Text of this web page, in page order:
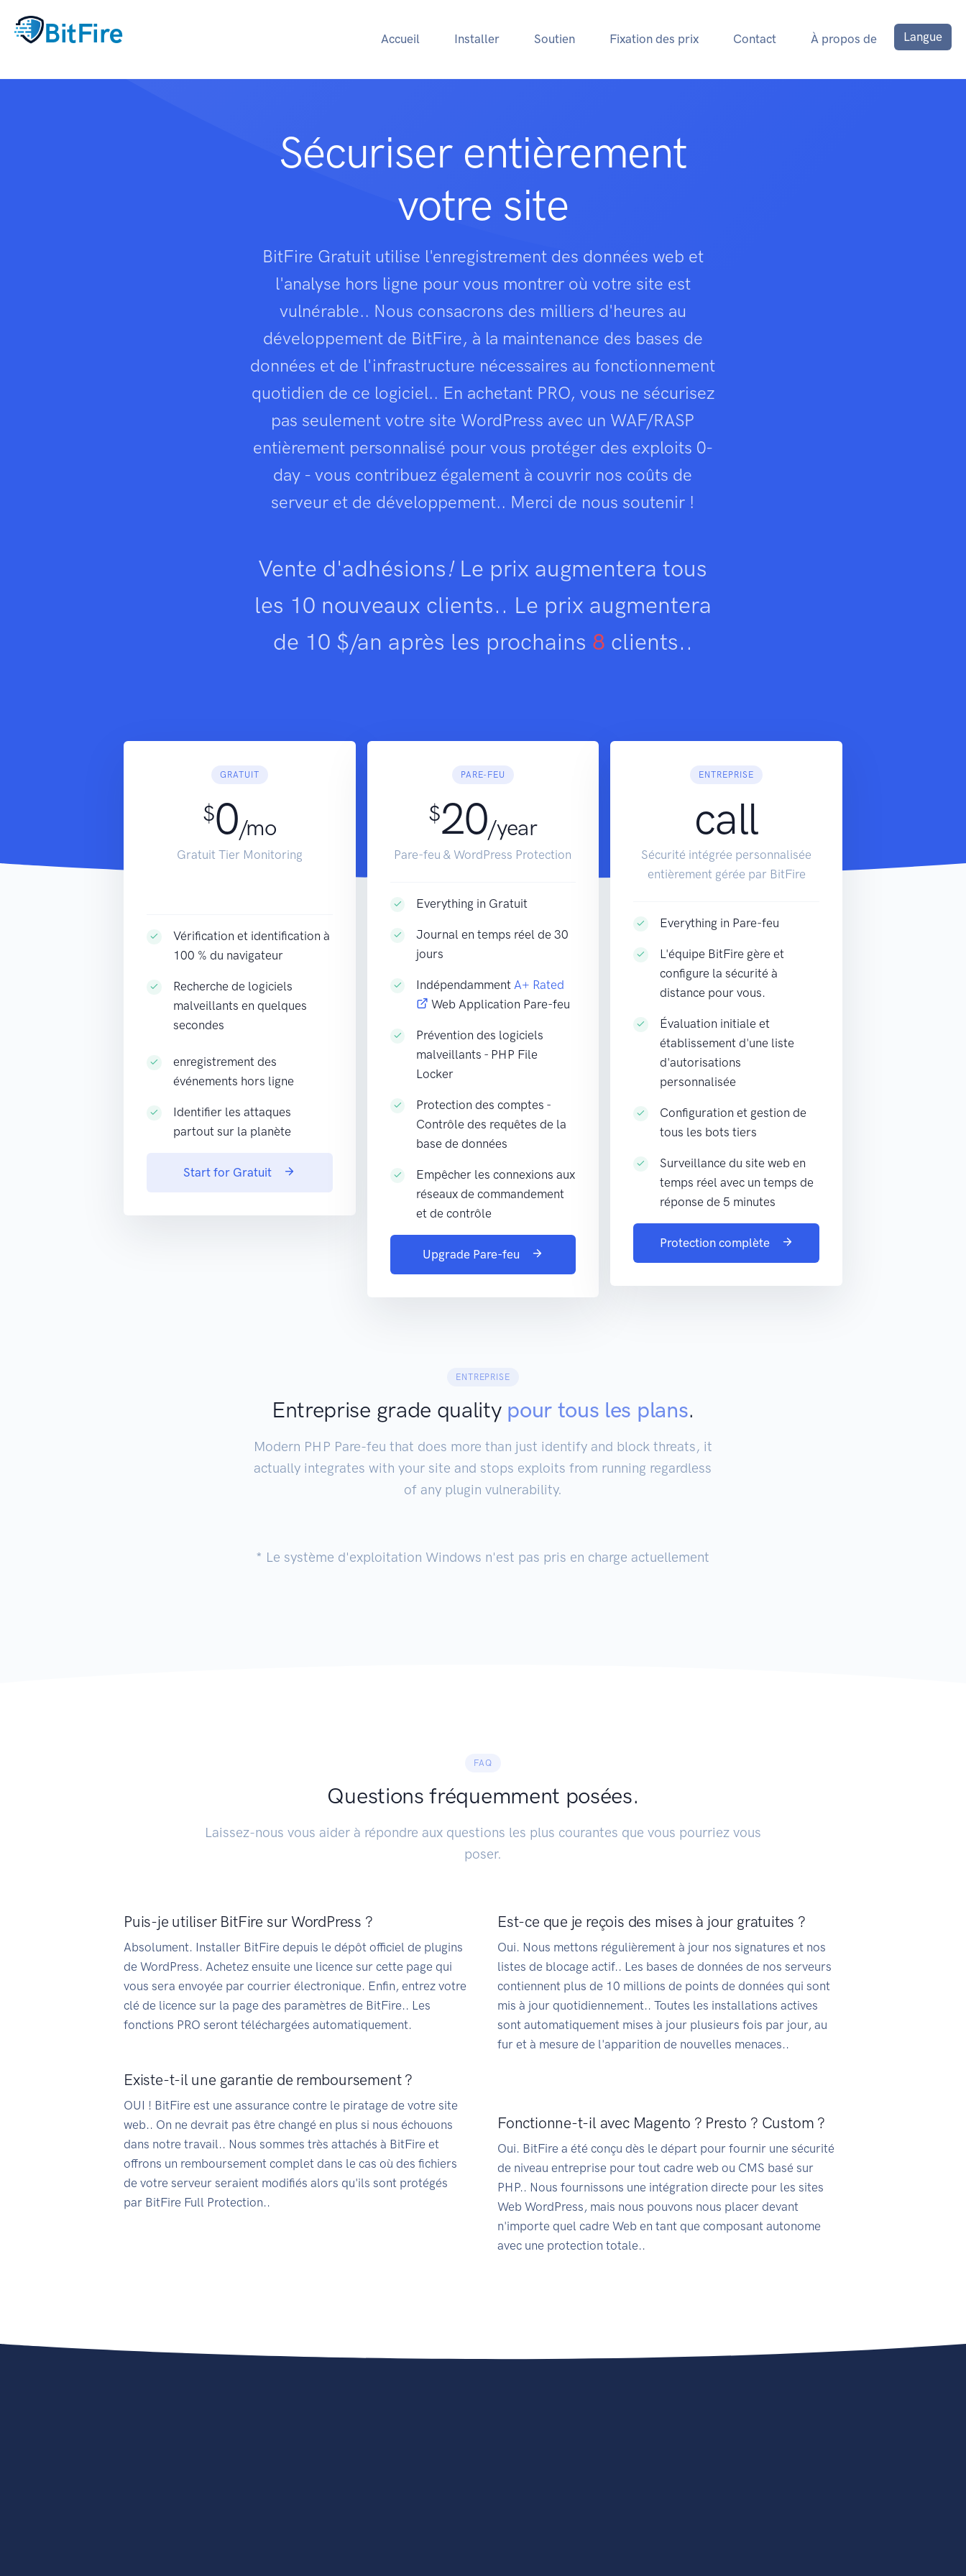
BitFire Accueil Installer Soutien Fixation des prix Contact À propos de Langue
Sécuriser entièrement
votre site
BitFire Gratuit utilise l'enregistrement des données web et
l'analyse hors ligne pour vous montrer où votre site est
vulnérable.. Nous consacrons des milliers d'heures au
développement de BitFire, à la maintenance des bases de
données et de l'infrastructure nécessaires au fonctionnement
quotidien de ce logiciel.. En achetant PRO, vous ne sécurisez
pas seulement votre site WordPress avec un WAF/RASP
entièrement personnalisé pour vous protéger des exploits 0-
day - vous contribuez également à couvrir nos coûts de
serveur et de développement.. Merci de nous soutenir !
Vente d'adhésions!Le prix augmentera tous
les 10 nouveaux clients.. Le prix augmentera
de 10 $/an après les prochains 8 clients..
GRATUIT
$0/mo
Gratuit Tier Monitoring
Vérification et identification à
100 % du navigateur
Recherche de logiciels
malveillants en quelques
secondes
enregistrement des
événements hors ligne
Identifier les attaques
partout sur la planète
Start for Gratuit
PARE-FEU
$20/year
Pare-feu & WordPress Protection
Everything in Gratuit
Journal en temps réel de 30
jours
IndépendammentA+ Rated
Web Application Pare-feu
Prévention des logiciels
malveillants - PHP File
Locker
Protection des comptes -
Contrôle des requêtes de la
base de données
Empêcher les connexions aux
réseaux de commandement
et de contrôle
Upgrade Pare-feu
ENTREPRISE
call
Sécurité intégrée personnalisée
entièrement gérée par BitFire
Everything in Pare-feu
L'équipe BitFire gère et
configure la sécurité à
distance pour vous.
Évaluation initiale et
établissement d'une liste
d'autorisations
personnalisée
Configuration et gestion de
tous les bots tiers
Surveillance du site web en
temps réel avec un temps de
réponse de 5 minutes
Protection complète
ENTREPRISE
Entreprise grade quality pour tous les plans.
Modern PHP Pare-feu that does more than just identify and block threats, it
actually integrates with your site and stops exploits from running regardless
of any plugin vulnerability.
* Le système d'exploitation Windows n'est pas pris en charge actuellement
FAQ
Questions fréquemment posées.
Laissez-nous vous aider à répondre aux questions les plus courantes que vous pourriez vous
poser.
Puis-je utiliser BitFire sur WordPress ?
Absolument. Installer BitFire depuis le dépôt officiel de plugins
de WordPress. Achetez ensuite une licence sur cette page qui
vous sera envoyée par courrier électronique. Enfin, entrez votre
clé de licence sur la page des paramètres de BitFire.. Les
fonctions PRO seront téléchargées automatiquement.
Existe-t-il une garantie de remboursement ?
OUI ! BitFire est une assurance contre le piratage de votre site
web.. On ne devrait pas être changé en plus si nous échouons
dans notre travail.. Nous sommes très attachés à BitFire et
offrons un remboursement complet dans le cas où des fichiers
de votre serveur seraient modifiés alors qu'ils sont protégés
par BitFire Full Protection..
Est-ce que je reçois des mises à jour gratuites ?
Oui. Nous mettons régulièrement à jour nos signatures et nos
listes de blocage actif.. Les bases de données de nos serveurs
contiennent plus de 10 millions de points de données qui sont
mis à jour quotidiennement.. Toutes les installations actives
sont automatiquement mises à jour plusieurs fois par jour, au
fur et à mesure de l'apparition de nouvelles menaces..
Fonctionne-t-il avec Magento ? Presto ? Custom ?
Oui. BitFire a été conçu dès le départ pour fournir une sécurité
de niveau entreprise pour tout cadre web ou CMS basé sur
PHP.. Nous fournissons une intégration directe pour les sites
Web WordPress, mais nous pouvons nous placer devant
n'importe quel cadre Web en tant que composant autonome
avec une protection totale..